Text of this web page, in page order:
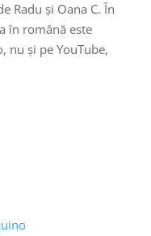
Radu și Oana C. În
în română este
nu și pe YouTube,